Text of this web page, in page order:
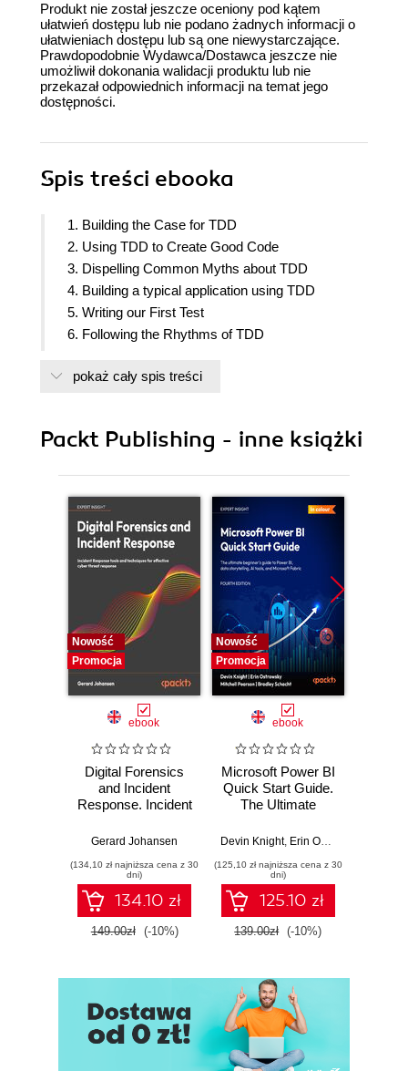
Produkt nie został jeszcze oceniony pod kątem
ułatwień dostępu lub nie podano żadnych informacji o
ułatwieniach dostępu lub są one niewystarczające.
Prawdopodobnie Wydawca/Dostawca jeszcze nie
umożliwił dokonania walidacji produktu lub nie
przekazał odpowiednich informacji na temat jego
dostępności.
Spis treści ebooka
1. Building the Case for TDD
2. Using TDD to Create Good Code
3. Dispelling Common Myths about TDD
4. Building a typical application using TDD
5. Writing our First Test
6. Following the Rhythms of TDD
8. Test Doubles: Stubs and Mocks
10. FIRST Tests and the Test Pyramid
13. Driving the domain layer
14. Driving the database layer
15. Driving the Web Layer
pokaż cały spis treści
Packt Publishing - inne książki
Nowość
Promocja
ebook
Digital Forensics
and Incident
Response. Incident
and techniques for
threat response -
Fourth Edition
Gerard Johansen
(134,10 zł najniższa cena z 30
dni)
134.10 zł
149.00zł (-10%)
Nowość
Promocja
ebook
Microsoft Power BI
Quick Start Guide.
The Ultimate
to Power BI, Data
Tools, and
Microsoft Fabric -
Fourth Edition
Devin Knight, Erin Ostrowsky
(125,10 zł najniższa cena z 30
dni)
125.10 zł
139.00zł (-10%)